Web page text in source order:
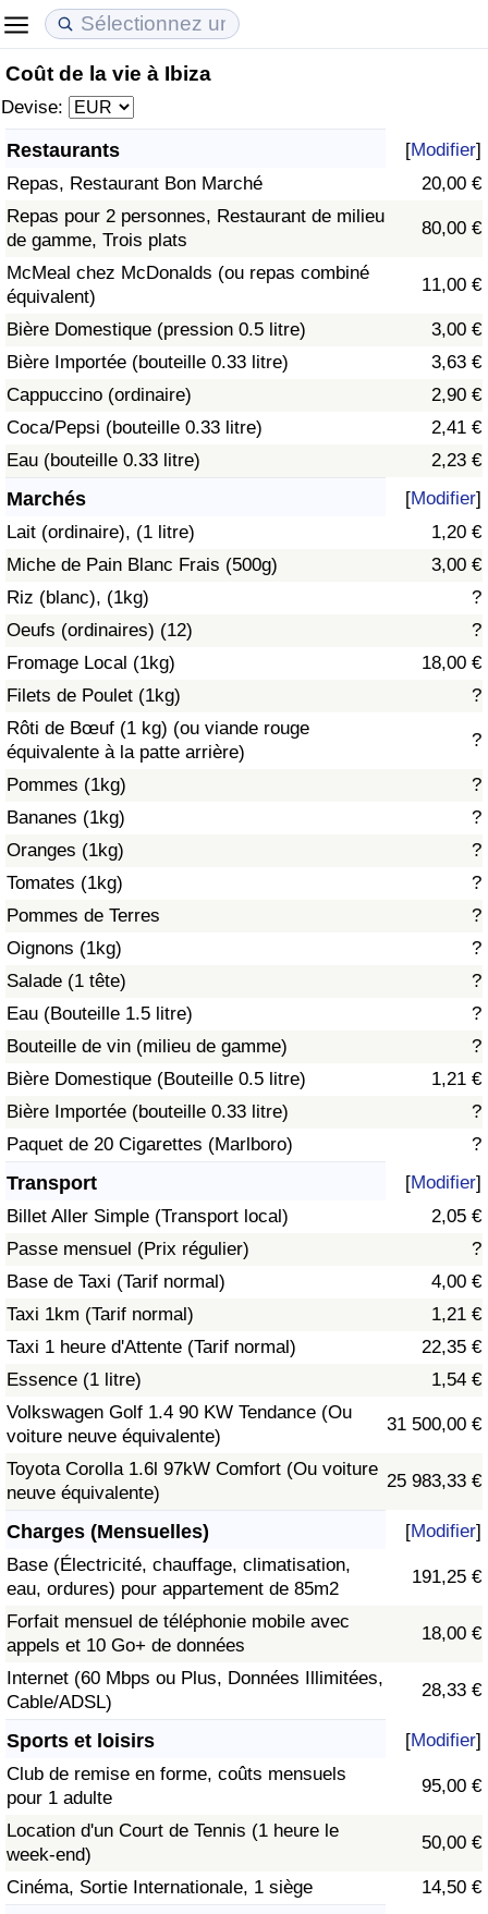
Coût de la vie à Ibiza
Devise:
Restaurants [Modifier]
Repas, Restaurant Bon Marché
20,00 €
Repas pour 2 personnes, Restaurant de milieu
de gamme, Trois plats
80,00 €
McMeal chez McDonalds (ou repas combiné
équivalent)
11,00 €
Bière Domestique (pression 0.5 litre)
3,00 €
Bière Importée (bouteille 0.33 litre)
3,63 €
Cappuccino (ordinaire)
2,90 €
Coca/Pepsi (bouteille 0.33 litre)
2,41 €
Eau (bouteille 0.33 litre)
2,23 €
Marchés [Modifier]
Lait (ordinaire), (1 litre)
1,20 €
Miche de Pain Blanc Frais (500g)
3,00 €
Riz (blanc), (1kg)
?
Oeufs (ordinaires) (12)
?
Fromage Local (1kg)
18,00 €
Filets de Poulet (1kg)
?
Rôti de Bœuf (1 kg) (ou viande rouge
équivalente à la patte arrière)
?
Pommes (1kg)
?
Bananes (1kg)
?
Oranges (1kg)
?
Tomates (1kg)
?
Pommes de Terres
?
Oignons (1kg)
?
Salade (1 tête)
?
Eau (Bouteille 1.5 litre)
?
Bouteille de vin (milieu de gamme)
?
Bière Domestique (Bouteille 0.5 litre)
1,21 €
Bière Importée (bouteille 0.33 litre)
?
Paquet de 20 Cigarettes (Marlboro)
?
Transport [Modifier]
Billet Aller Simple (Transport local)
2,05 €
Passe mensuel (Prix régulier)
?
Base de Taxi (Tarif normal)
4,00 €
Taxi 1km (Tarif normal)
1,21 €
Taxi 1 heure d'Attente (Tarif normal)
22,35 €
Essence (1 litre)
1,54 €
Volkswagen Golf 1.4 90 KW Tendance (Ou
voiture neuve équivalente)
31 500,00 €
Toyota Corolla 1.6l 97kW Comfort (Ou voiture
neuve équivalente)
25 983,33 €
Charges (Mensuelles) [Modifier]
Base (Électricité, chauffage, climatisation,
eau, ordures) pour appartement de 85m2
191,25 €
Forfait mensuel de téléphonie mobile avec
appels et 10 Go+ de données
18,00 €
Internet (60 Mbps ou Plus, Données Illimitées,
Cable/ADSL)
28,33 €
Sports et loisirs [Modifier]
Club de remise en forme, coûts mensuels
pour 1 adulte
95,00 €
Location d'un Court de Tennis (1 heure le
week-end)
50,00 €
Cinéma, Sortie Internationale, 1 siège 14,50 €
Coût de la vie
Indice du Coût de la Vie
Indice du coût de la vie par pays
à Akaba
Prix de l'immobilier
Indice des Prix de l'immobilier
Indice des Prix de l'immobilier par Pays
Qualité de Vie
Indice de Qualité de Vie (Actuel)
Indice de qualité de vie par pays
Criminalité
Indice de Criminalité (Actuel)
Indice de Criminalité
Indice de criminalité par pays
Soins de santé
Indice des soins de santé (Actuel)
Indice des soins de santé
Indice des soins de santé par Pays
Pollution
Indice de pollution
Indice de Pollution par Pays
Trafic
Indice de Trafic
Indice de Trafic (Actuel)
Indice de Trafic par Pays